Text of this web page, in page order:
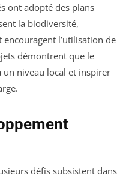
ont adopté des plans
la biodiversité,
l’utilisation de
démontrent que le
niveau local et inspirer
défis subsistent dans